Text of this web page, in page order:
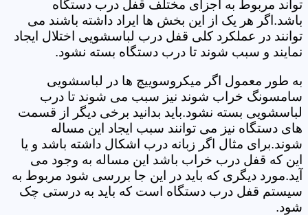
تواند مربوط به اجزای مختلف قفل درب دستگاه
باشد.اگر هر یک از این بخش ها ایراد داشته باشند می
توانند در عملکرد کلی قفل درب لباسشویی اختلال ایجاد
نمایند و سبب شوند تا درب دستگاه بسته نشود.
به طور معمول اگر میکروسوییچ ها در لباسشویی
سامسونگ خراب شوند نیز سبب می شوند تا درب
لباسشویی بسته نشود.باید بدانید برخی دیگر از قسمت
های دستگاه نیز می توانند سبب ایجاد این مساله
شوند.برای مثال اگر زبانه درب اشکال داشته باشد و یا
این که قفل درب خراب باشد این مساله به وجود می
آید.مورد دیگری که باید در این جا بررسی شود مربوط به
سیستم قفل درب دستگاه است که باید به درستی چک
شود.